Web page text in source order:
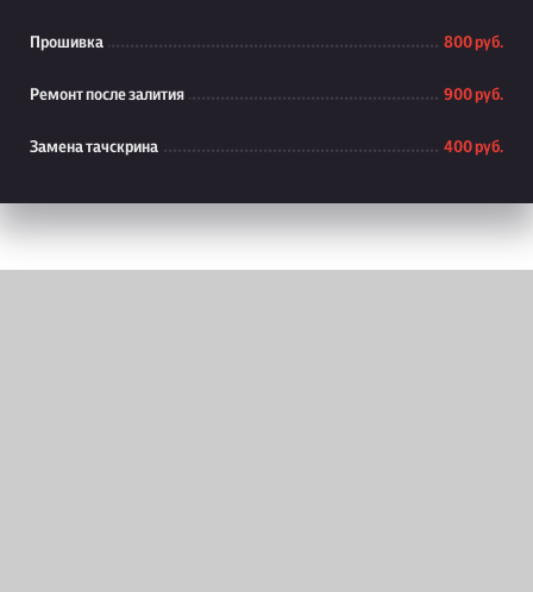
Прошивка 800 руб.
Ремонт после залития 900 руб.
Замена тачскрина 400 руб.